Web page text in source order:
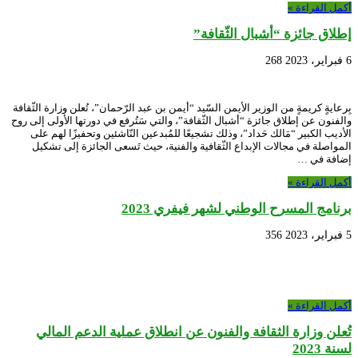
أكمل القراءة »
إطلاق جائزة “أشبال الثّقافة”
6 فبراير، 2023 268
بِرعايةٍ كريمةٍ من الوزير الأيمن السّيد “أيمن بن عبد الرّحمان”، تُعلن وزارة الثّقافة
والفنون عن إطلاق جائزة “أشبال الثّقافة”، والتي سَتُرفع في دورتها الأولى إلى روح
الأديب الكبير “مَالك حَداد”، وذلك تشجيعًا للمُبدعين النّاشئين وتحفيزًا لهم على
المواصلة في مجالات الإبداع الثّقافية والفنية، حيث تَسعى الجائزة إلى تشكيل
إضافة في …
أكمل القراءة »
برنامج المسرح الوطني لشهر فيفري 2023
5 فبراير، 2023 356
أكمل القراءة »
تُعلن وزارة الثقافة والفنون عن انطلاق عملية الدعم المالي
لسنة 2023